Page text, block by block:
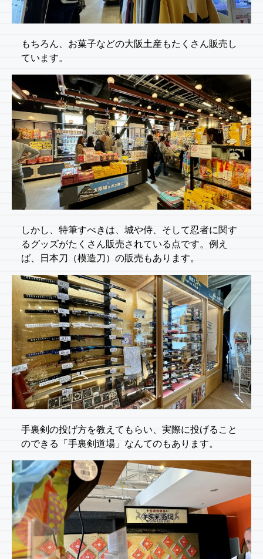
もちろん、お菓子などの大阪土産もたくさん販売し
ています。
しかし、特筆すべきは、城や侍、そして忍者に関す
るグッズがたくさん販売されている点です。例え
ば、日本刀（模造刀）の販売もあります。
手裏剣の投げ方を教えてもらい、実際に投げること
のできる「手裏剣道場」なんてのもあります。